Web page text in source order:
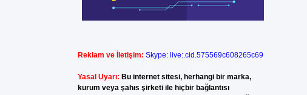
Reklam ve İletişim: Skype: live:.cid.575569c608265c69
Yasal Uyarı: Bu internet sitesi, herhangi bir marka,
kurum veya şahıs şirketi ile hiçbir bağlantısı